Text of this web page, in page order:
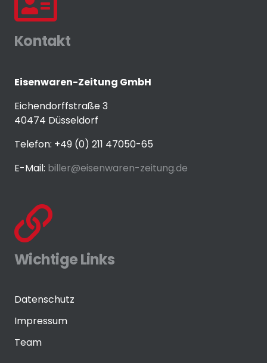
Kontakt
Eisenwaren-Zeitung GmbH
Eichendorffstraße 3
40474 Düsseldorf
Telefon: +49 (0) 211 47050-65
E-Mail: biller@eisenwaren-zeitung.de
Wichtige Links
Datenschutz
Impressum
Team